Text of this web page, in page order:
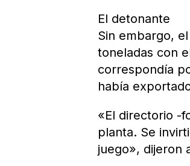
El detonante
Sin embargo,
toneladas con
correspondía
había
«El directorio -
planta. Se
juego», dijeron